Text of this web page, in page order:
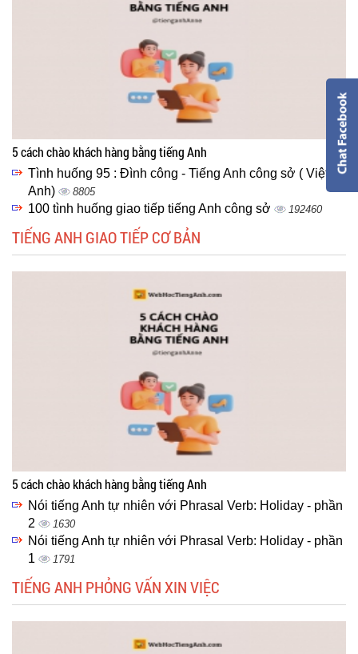
5 cách chào khách hàng bằng tiếng Anh
Tình huống 95 : Đình công - Tiếng Anh công sở ( Việt -
Anh)
8805
100 tình huống giao tiếp tiếng Anh công sở 192460
TIẾNG ANH GIAO TIẾP CƠ BẢN
5 cách chào khách hàng bằng tiếng Anh
Nói tiếng Anh tự nhiên với Phrasal Verb: Holiday - phần
2
1630
Nói tiếng Anh tự nhiên với Phrasal Verb: Holiday - phần
1
1791
TIẾNG ANH PHỎNG VẤN XIN VIỆC